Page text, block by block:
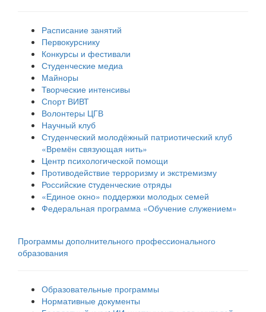
Расписание занятий
Первокурснику
Конкурсы и фестивали
Студенческие медиа
Майноры
Творческие интенсивы
Спорт ВИВТ
Волонтеры ЦГВ
Научный клуб
Студенческий молодёжный патриотический клуб
«Времён связующая нить»
Центр психологической помощи
Противодействие терроризму и экстремизму
Российские cтуденческие отряды
«Единое окно» поддержки молодых семей
Федеральная программа «Обучение служением»
Программы дополнительного профессионального
образования
Образовательные программы
Нормативные документы